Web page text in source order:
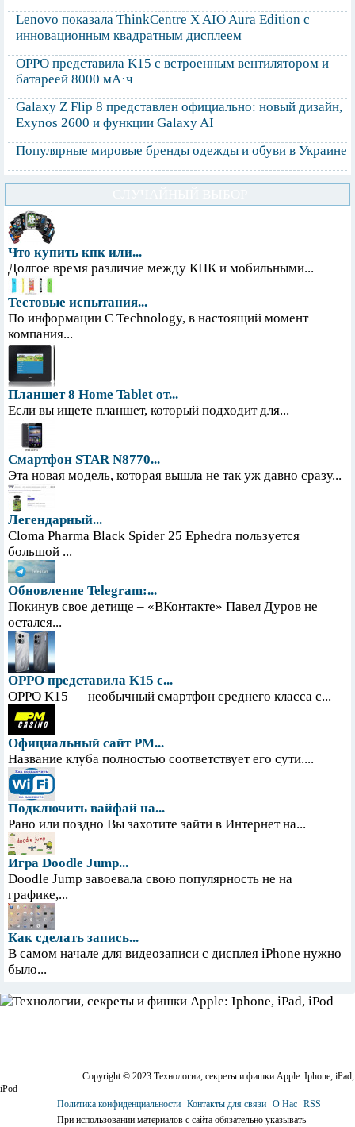
Lenovo показала ThinkCentre X AIO Aura Edition с
инновационным квадратным дисплеем
OPPO представила K15 с встроенным вентилятором и
батареей 8000 мА·ч
Galaxy Z Flip 8 представлен официально: новый дизайн,
Exynos 2600 и функции Galaxy AI
Популярные мировые бренды одежды и обуви в Украине
Что купить кпк или...
Долгое время различие между КПК и мобильными...
Тестовые испытания...
По информации С Technology, в настоящий момент
компания...
Планшет 8 Home Tablet от...
Если вы ищете планшет, который подходит для...
Смартфон STAR N8770...
Эта новая модель, которая вышла не так уж давно сразу...
Легендарный...
Cloma Pharma Black Spider 25 Ephedra пользуется
большой ...
Обновление Telegram:...
Покинув свое детище – «ВКонтакте» Павел Дуров не
остался...
OPPO представила K15 с...
OPPO K15 — необычный смартфон среднего класса с...
Официальный сайт PM...
Название клуба полностью соответствует его сути....
Подключить вайфай на...
Рано или поздно Вы захотите зайти в Интернет на...
Игра Doodle Jump...
Doodle Jump завоевала свою популярность не на
графике,...
Как сделать запись...
В самом начале для видеозаписи с дисплея iPhone нужно
было...
Copyright © 2023 Технологии, секреты и фишки Apple: Iphone, iPad,
iPod
Политика конфиденциальности Контакты для связи О Нас RSS
При использовании материалов с сайта обязательно указывать